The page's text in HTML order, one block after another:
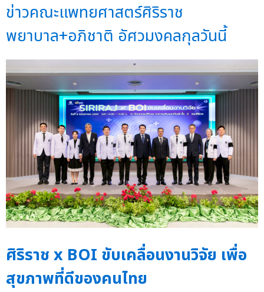
ข่าวคณะแพทยศาสตร์ศิริราช
พยาบาล+อภิชาติ อัศวมงคลกุลวันนี้
ศิริราช x BOI ขับเคลื่อนงานวิจัย เพื่อ
สุขภาพที่ดีของคนไทย